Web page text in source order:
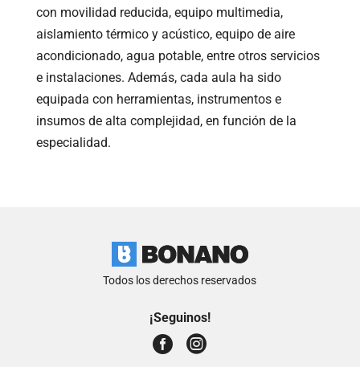
con movilidad reducida, equipo multimedia,
aislamiento térmico y acústico, equipo de aire
acondicionado, agua potable, entre otros servicios
e instalaciones. Además, cada aula ha sido
equipada con herramientas, instrumentos e
insumos de alta complejidad, en función de la
especialidad.
Todos los derechos reservados
¡Seguinos!
 